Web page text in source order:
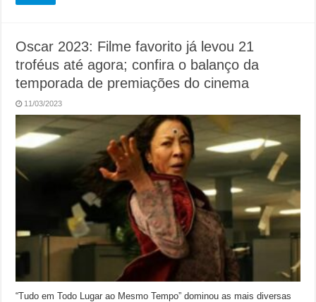
Oscar 2023: Filme favorito já levou 21
troféus até agora; confira o balanço da
temporada de premiações do cinema
11/03/2023
“Tudo em Todo Lugar ao Mesmo Tempo” dominou as mais diversas